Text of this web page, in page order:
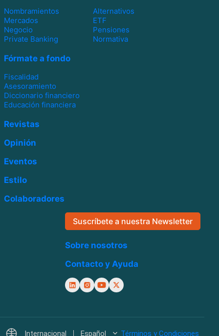
Nombramientos
Alternativos
Mercados
ETF
Negocio
Pensiones
Private Banking
Normativa
Fórmate a fondo
Fiscalidad
Asesoramiento
Diccionario financiero
Educación financiera
Revistas
Opinión
Eventos
Estilo
Colaboradores
Suscríbete a nuestra Newsletter
Sobre nosotros
Contacto y Ayuda
Internacional Español Términos y Condiciones